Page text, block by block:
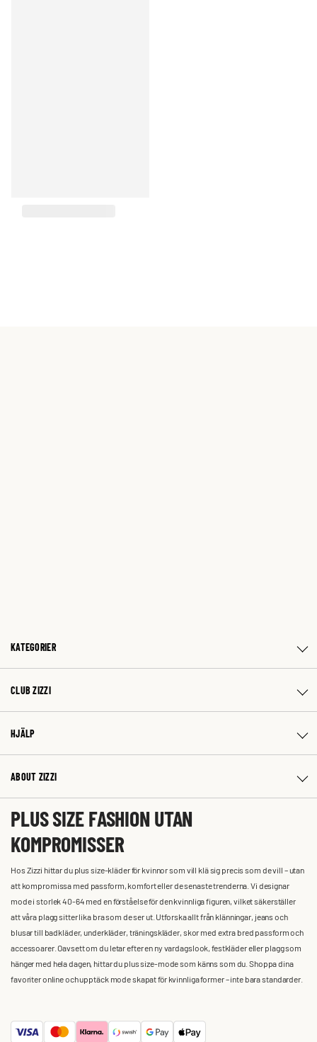
KATEGORIER
CLUB ZIZZI
HJÄLP
ABOUT ZIZZI
PLUS SIZE FASHION UTAN
KOMPROMISSER
Hos Zizzi hittar du plus size-kläder för kvinnor som vill klä sig precis som de vill – utan
att kompromissa med passform, komfort eller de senaste trenderna. Vi designar
mode i storlek 40-64 med en förståelse för den kvinnliga figuren, vilket säkerställer
att våra plagg sitter lika bra som de ser ut. Utforska allt från klänningar, jeans och
blusar till badkläder, underkläder, träningskläder, skor med extra bred passform och
accessoarer. Oavsett om du letar efter en ny vardagslook, festkläder eller plagg som
hänger med hela dagen, hittar du plus size-mode som känns som du. Shoppa dina
favoriter online och upptäck mode skapat för kvinnliga former – inte bara standarder.